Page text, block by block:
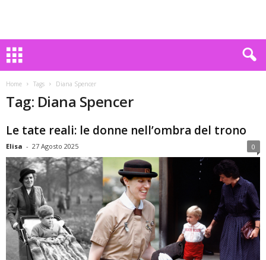
Home Tags Diana Spencer
Tag: Diana Spencer
Le tate reali: le donne nell’ombra del trono
Elisa - 27 Agosto 2025 0